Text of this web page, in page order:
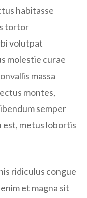
habitasse
tortor
volutpat
molestie curae
massa
montes,
semper
est, metus lobortis
ridiculus congue
et magna sit